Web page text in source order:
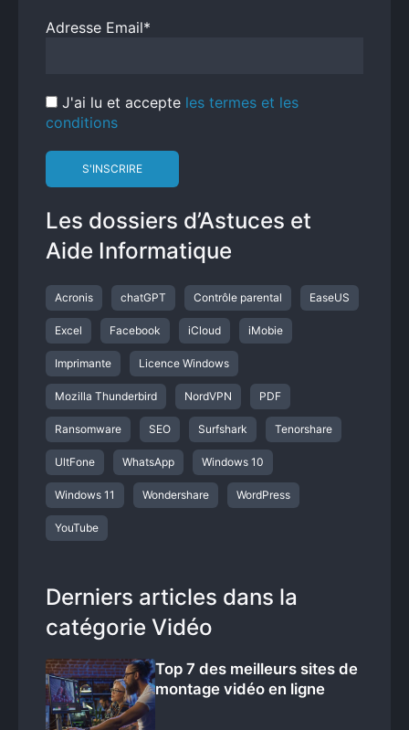
Adresse Email*
J'ai lu et accepte les termes et les
conditions
Les dossiers d’Astuces et
Aide Informatique
Acronis chatGPT Contrôle parental EaseUS
Excel Facebook iCloud iMobie
Imprimante Licence Windows
Mozilla Thunderbird NordVPN PDF
Ransomware SEO Surfshark Tenorshare
UltFone WhatsApp Windows 10
Windows 11 Wondershare WordPress
YouTube
Derniers articles dans la
catégorie Vidéo
Top 7 des meilleurs sites de
montage vidéo en ligne